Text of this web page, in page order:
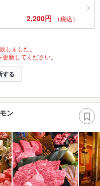
2,200円 （税込）
しました。
新してください。
する
ン